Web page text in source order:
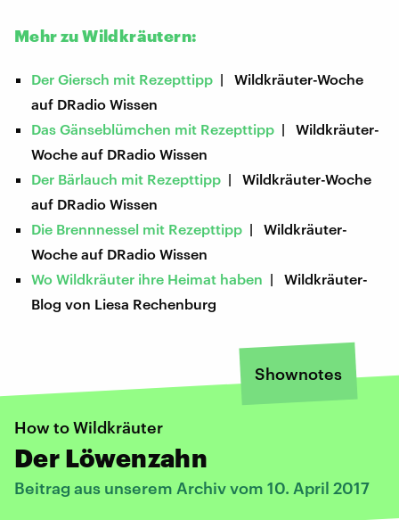
Mehr zu Wildkräutern:
Der Giersch mit Rezepttipp | Wildkräuter-Woche
auf DRadio Wissen
Das Gänseblümchen mit Rezepttipp | Wildkräuter-
Woche auf DRadio Wissen
Der Bärlauch mit Rezepttipp | Wildkräuter-Woche
auf DRadio Wissen
Die Brennnessel mit Rezepttipp | Wildkräuter-
Woche auf DRadio Wissen
Wo Wildkräuter ihre Heimat haben | Wildkräuter-
Blog von Liesa Rechenburg
Shownotes
How to Wildkräuter
Der Löwenzahn
Beitrag aus unserem Archiv vom 10. April 2017